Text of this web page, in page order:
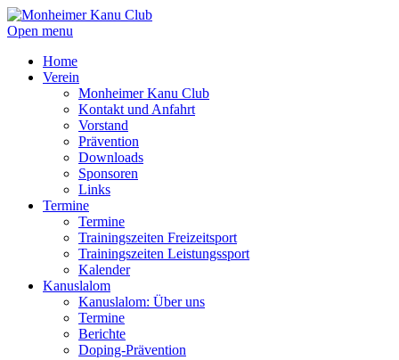
Open menu
Home
Verein
Monheimer Kanu Club
Kontakt und Anfahrt
Vorstand
Prävention
Downloads
Sponsoren
Links
Termine
Termine
Trainingszeiten Freizeitsport
Trainingszeiten Leistungssport
Kalender
Kanuslalom
Kanuslalom: Über uns
Termine
Berichte
Doping-Prävention